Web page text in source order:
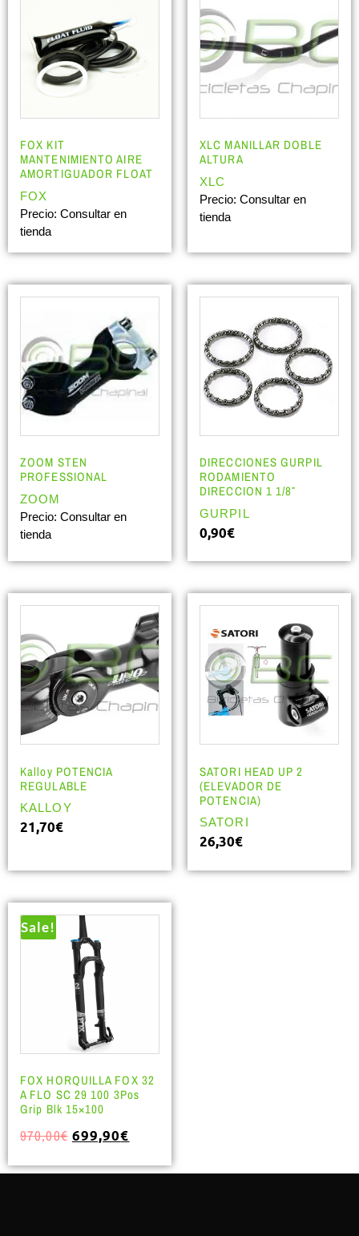
FOX KIT
MANTENIMIENTO AIRE
AMORTIGUADOR FLOAT
FOX
Precio: Consultar en
tienda
XLC MANILLAR DOBLE
ALTURA
XLC
Precio: Consultar en
tienda
ZOOM STEN
PROFESSIONAL
ZOOM
Precio: Consultar en
tienda
DIRECCIONES GURPIL
RODAMIENTO
DIRECCION 1 1/8″
GURPIL
0,90€
Kalloy POTENCIA
REGULABLE
KALLOY
21,70€
SATORI HEAD UP 2
(ELEVADOR DE
POTENCIA)
SATORI
26,30€
Sale!
FOX HORQUILLA FOX 32
A FLO SC 29 100 3Pos
Grip Blk 15×100
970,00€ 699,90€